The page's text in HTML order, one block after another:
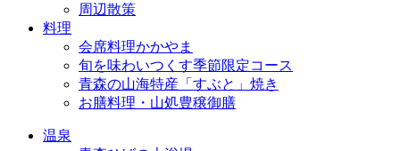
周辺散策
料理
会席料理かかやま
旬を味わいつくす季節限定コース
青森の山海特産「すぶと」焼き
お膳料理・山処豊穣御膳
温泉